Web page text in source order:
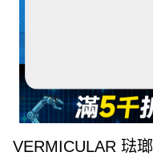
VERMICULAR 琺